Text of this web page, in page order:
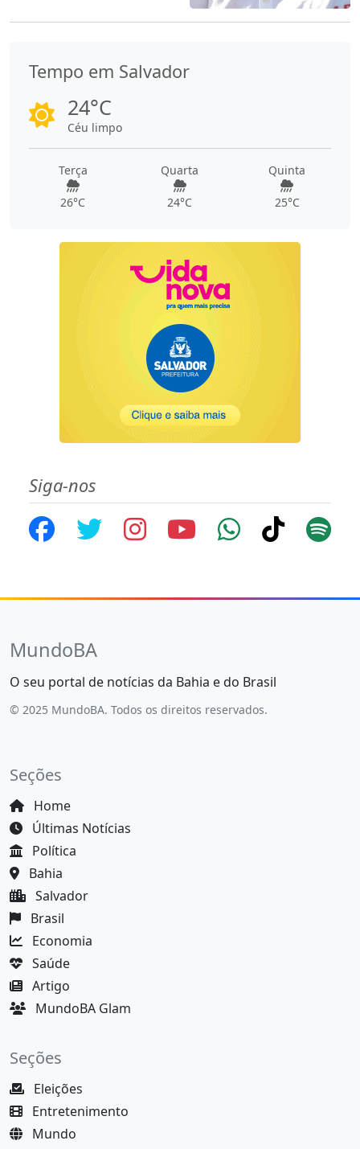
Tempo em Salvador
24°C
Céu limpo
Terça
26°C
Quarta
24°C
Quinta
25°C
Siga-nos
MundoBA
O seu portal de notícias da Bahia e do Brasil
© 2025 MundoBA. Todos os direitos reservados.
Seções
Home
Últimas Notícias
Política
Bahia
Salvador
Brasil
Economia
Saúde
Artigo
MundoBA Glam
Seções
Eleições
Entretenimento
Mundo